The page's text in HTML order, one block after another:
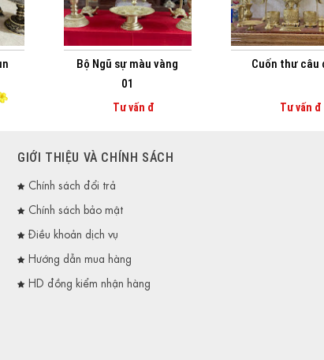
Bộ Ngũ sự màu vàng
01
Tư vấn đ
Cuốn thư câu
Tư vấn đ
GIỚI THIỆU VÀ CHÍNH SÁCH
Chính sách đổi trả
Chính sách bảo mật
Điều khoản dịch vụ
Hướng dẫn mua hàng
HD đồng kiểm nhận hàng